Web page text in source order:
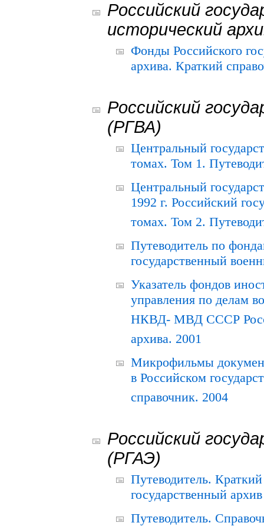
Российский
исторический
Фонды Российского
архива. Краткий
Российский
(РГВА)
Центральный
томах. Том 1.
Центральный
1992 г. Российский
томах. Том 2.
Путеводитель по
государственный
Указатель фондов
управления по делам
НКВД- МВД СССР
архива. 2001
Микрофильмы
в Российском
справочник. 2004
Российский
(РГАЭ)
Путеводитель.
государственный
Путеводитель.